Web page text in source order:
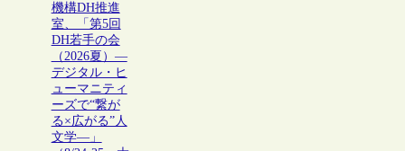
機構DH推進
室、「第5回
DH若手の会
（2026夏）―
デジタル・ヒ
ューマニティ
ーズで“繋が
る×広がる”人
文学―」